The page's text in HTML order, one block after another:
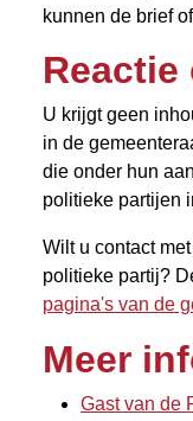
kunnen de brief
U krijgt geen
in de
die onder hun
politieke partijen
Wilt u contact
politieke partij?
pagina's van de
Meer
Gast van de